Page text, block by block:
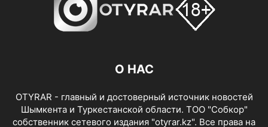
О НАС
OTYRAR - главный и достоверный источник новостей
Шымкента и Туркестанской области. ТОО "Собкор"
собственник сетевого издания "otyrar.kz". Все права на